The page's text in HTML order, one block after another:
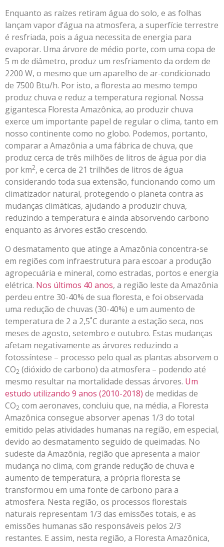
Enquanto as raízes retiram água do solo, e as folhas
lançam vapor d’água na atmosfera, a superfície terrestre
é resfriada, pois a água necessita de energia para
evaporar. Uma árvore de médio porte, com uma copa de
5 m de diâmetro, produz um resfriamento da ordem de
2200 W, o mesmo que um aparelho de ar-condicionado
de 7500 Btu/h. Por isto, a floresta ao mesmo tempo
produz chuva e reduz a temperatura regional. Nossa
gigantesca Floresta Amazônica, ao produzir chuva
exerce um importante papel de regular o clima, tanto em
nosso continente como no globo. Podemos, portanto,
comparar a Amazônia a uma fábrica de chuva, que
produz cerca de três milhões de litros de água por dia
por km2, e cerca de 21 trilhões de litros de água
considerando toda sua extensão, funcionando como um
climatizador natural, protegendo o planeta contra as
mudanças climáticas, ajudando a produzir chuva,
reduzindo a temperatura e ainda absorvendo carbono
enquanto as árvores estão crescendo.
O desmatamento que atinge a Amazônia concentra-se
em regiões com infraestrutura para escoar a produção
agropecuária e mineral, como estradas, portos e energia
elétrica. Nos últimos 40 anos, a região leste da Amazônia
perdeu entre 30-40% de sua floresta, e foi observada
uma redução de chuvas (30-40%) e um aumento de
temperatura de 2 a 2,5˚C durante a estação seca, nos
meses de agosto, setembro e outubro. Estas mudanças
afetam negativamente as árvores reduzindo a
fotossíntese – processo pelo qual as plantas absorvem o
CO2 (dióxido de carbono) da atmosfera – podendo até
mesmo resultar na mortalidade dessas árvores. Um
estudo utilizando 9 anos (2010-2018) de medidas de
CO2 com aeronaves, concluiu que, na média, a Floresta
Amazônica consegue absorver apenas 1/3 do total
emitido pelas atividades humanas na região, em especial,
devido ao desmatamento seguido de queimadas. No
sudeste da Amazônia, região que apresenta a maior
mudança no clima, com grande redução de chuva e
aumento de temperatura, a própria floresta se
transformou em uma fonte de carbono para a
atmosfera. Nesta região, os processos florestais
naturais representam 1/3 das emissões totais, e as
emissões humanas são responsáveis pelos 2/3
restantes. E assim, nesta região, a Floresta Amazônica,